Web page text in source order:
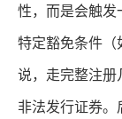
性，而是会触发
特定豁免条件（
说，走完整注
非法发行证券